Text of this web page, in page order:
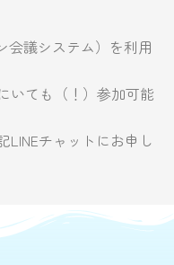
会議システム）を利用
いても（！）参加可能
LINEチャットにお申し